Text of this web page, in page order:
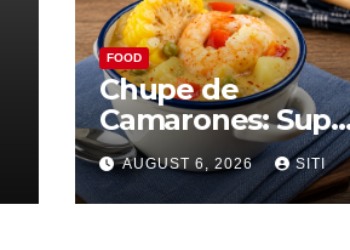
FOOD
Chupe de
Camarones: Sup
Udang Khas Peru
yang Gurih Lezat
AUGUST 6, 2026 SITI